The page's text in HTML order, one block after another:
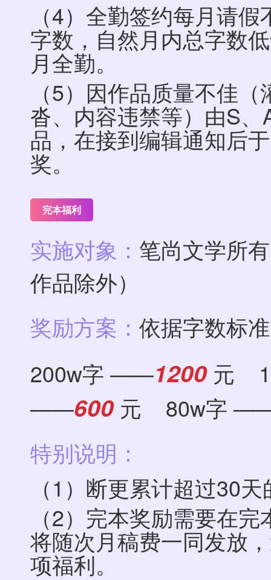
（4）全勤签约每月请
字数，自然月内总字数
月全勤。
（5）因作品质量不佳
沓、内容违禁等）由S
品，在接到编辑通知后
奖。
完本福利
实施对象： 笔尚文学所
作品除外）
奖励方案： 依据字数标
200w字 ——1200元
——600元 80w字
特别说明：
（1）断更累计超过30
（2）完本奖励需要在
将随次月稿费一同发放
项福利。